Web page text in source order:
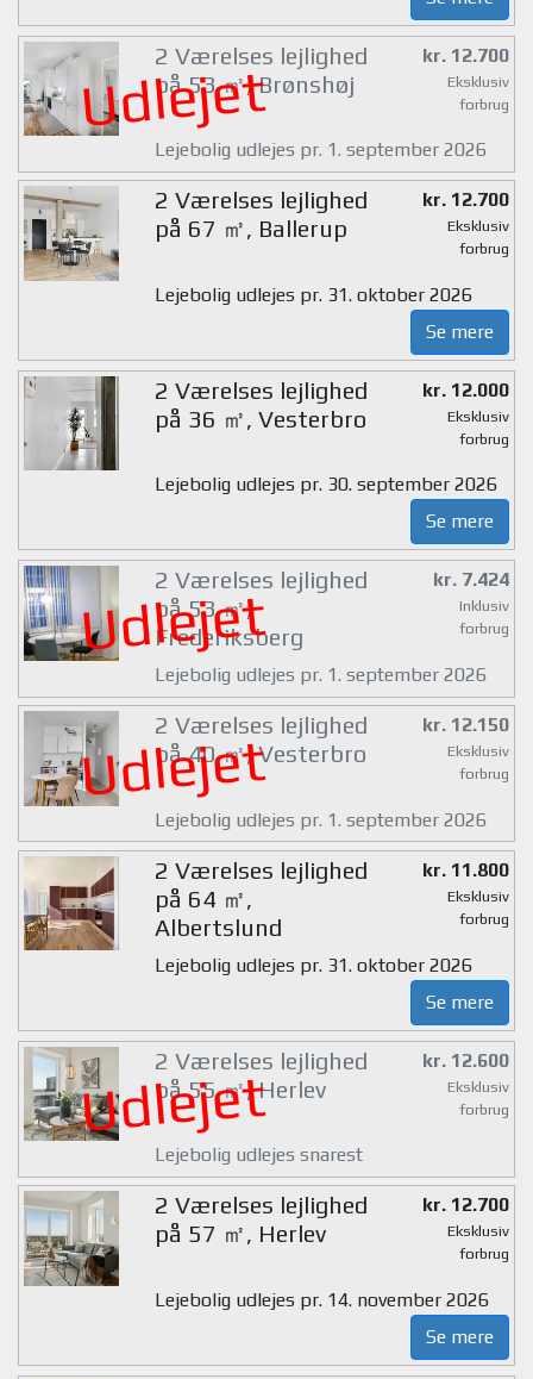
Udlejet
2 Værelses lejlighed
på 53 ㎡, Brønshøj
kr. 12.700
Eksklusiv
forbrug
Lejebolig udlejes pr. 1. september 2026
2 Værelses lejlighed
på 67 ㎡, Ballerup
kr. 12.700
Eksklusiv
forbrug
Lejebolig udlejes pr. 31. oktober 2026
Se mere
2 Værelses lejlighed
på 36 ㎡, Vesterbro
kr. 12.000
Eksklusiv
forbrug
Lejebolig udlejes pr. 30. september 2026
Se mere
Udlejet
2 Værelses lejlighed
på 53 ㎡,
Frederiksberg
kr. 7.424
Inklusiv
forbrug
Lejebolig udlejes pr. 1. september 2026
Udlejet
2 Værelses lejlighed
på 40 ㎡, Vesterbro
kr. 12.150
Eksklusiv
forbrug
Lejebolig udlejes pr. 1. september 2026
2 Værelses lejlighed
på 64 ㎡,
Albertslund
kr. 11.800
Eksklusiv
forbrug
Lejebolig udlejes pr. 31. oktober 2026
Se mere
Udlejet
2 Værelses lejlighed
på 55 ㎡, Herlev
kr. 12.600
Eksklusiv
forbrug
Lejebolig udlejes snarest
2 Værelses lejlighed
på 57 ㎡, Herlev
kr. 12.700
Eksklusiv
forbrug
Lejebolig udlejes pr. 14. november 2026
Se mere